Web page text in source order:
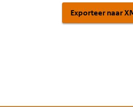
Exporteer naar